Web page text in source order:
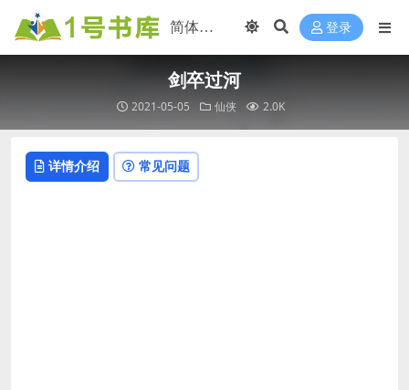
登录
剑卒过河
2021-05-05 仙侠 2.0K
详情介绍 常见问题